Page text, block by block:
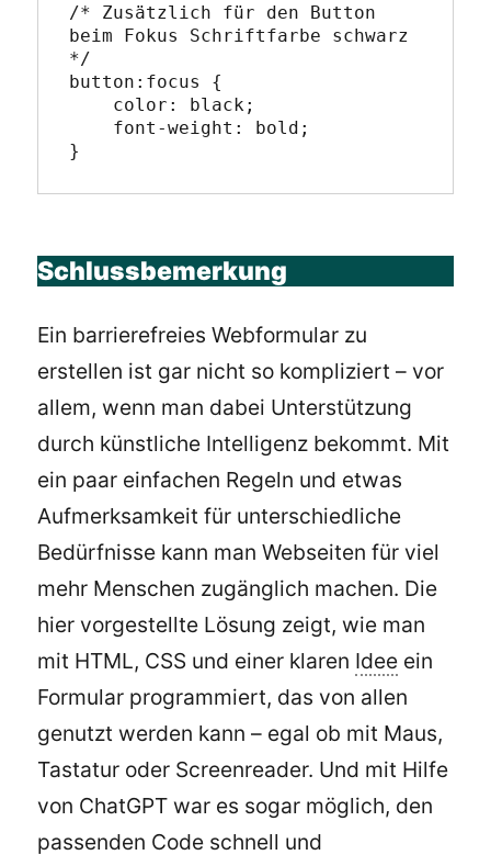
/* Zusätzlich für den Button
beim Fokus Schriftfarbe schwarz
*/
button:focus {
Schlussbemerkung
Ein barrierefreies Webformular zu
erstellen ist gar nicht so kompliziert – vor
allem, wenn man dabei Unterstützung
durch künstliche Intelligenz bekommt. Mit
ein paar einfachen Regeln und etwas
Aufmerksamkeit für unterschiedliche
Bedürfnisse kann man Webseiten für viel
mehr Menschen zugänglich machen. Die
hier vorgestellte Lösung zeigt, wie man
mit HTML, CSS und einer klaren Idee ein
Formular programmiert, das von allen
genutzt werden kann – egal ob mit Maus,
Tastatur oder Screenreader. Und mit Hilfe
von ChatGPT war es sogar möglich, den
passenden Code schnell und